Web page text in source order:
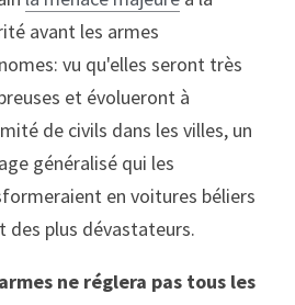
avant les armes
vu qu'elles seront très
et évolueront à
de civils dans les villes, un
généralisé qui les
en voitures béliers
des plus dévastateurs.
ne réglera pas tous les